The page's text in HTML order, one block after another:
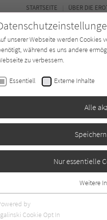
Autor*in
STARTSEITE ÜBER DIE
06:
unserer Webseite werden Cookies
während es uns andere
zu verbessern.
Essentiell Externe Inhalte
Alle
Nur essentielle
Essentielle Cookies werden für
benötigt. Dadurch ist gewährleistet,
Weitere
by
Cookie Opt In